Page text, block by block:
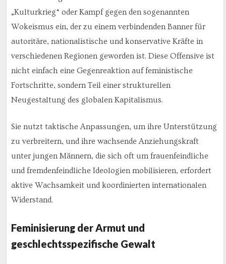
„Kulturkrieg“ oder Kampf gegen den sogenannten
Wokeismus ein, der zu einem verbindenden Banner für
autoritäre, nationalistische und konservative Kräfte in
verschiedenen Regionen geworden ist. Diese Offensive ist
nicht einfach eine Gegenreaktion auf feministische
Fortschritte, sondern Teil einer strukturellen
Neugestaltung des globalen Kapitalismus.
Sie nutzt taktische Anpassungen, um ihre Unterstützung
zu verbreitern, und ihre wachsende Anziehungskraft
unter jungen Männern, die sich oft um frauenfeindliche
und fremdenfeindliche Ideologien mobilisieren, erfordert
aktive Wachsamkeit und koordinierten internationalen
Widerstand.
Feminisierung der Armut und
geschlechtsspezifische Gewalt